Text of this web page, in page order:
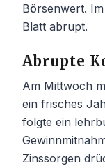
Börsenwert.
Blatt abrupt.
Abrupte
Am Mittwoch
ein frisches
folgte ein
Zinssorgen